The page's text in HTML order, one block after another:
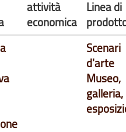
attività
economica
Linea di
Scenari
d'arte
Museo,
galleria,